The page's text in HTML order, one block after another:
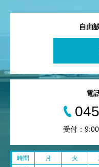
自由
電
受付：
時間 月 火